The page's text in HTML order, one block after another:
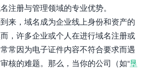
注册与管理领域的专业优势。
来，域名成为企业线上身份和资产的
，许多企业或个人在进行域名注册或
常因为电子证件内容不符合要求而遇
核的难题。那么，当你的公司（如“垦